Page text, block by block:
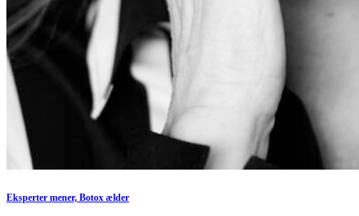
Eksperter mener, Botox ælder